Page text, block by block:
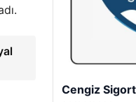
Hastaş Beton